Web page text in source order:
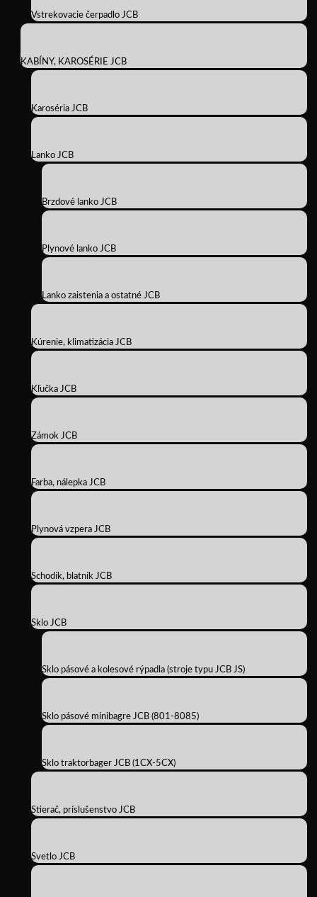
Vstrekovacie čerpadlo JCB
KABÍNY, KAROSÉRIE JCB
Karoséria JCB
Lanko JCB
Brzdové lanko JCB
Plynové lanko JCB
Lanko zaistenia a ostatné JCB
Kúrenie, klimatizácia JCB
Kľučka JCB
Zámok JCB
Farba, nálepka JCB
Plynová vzpera JCB
Schodík, blatník JCB
Sklo JCB
Sklo pásové a kolesové rýpadla (stroje typu JCB JS)
Sklo pásové minibagre JCB (801-8085)
Sklo traktorbager JCB (1CX-5CX)
Stierač, príslušenstvo JCB
Svetlo JCB